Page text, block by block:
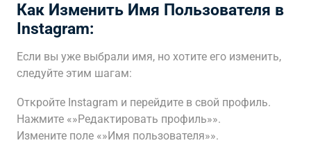
Как Изменить Имя Пользователя в
Instagram:
Если вы уже выбрали имя, но хотите его изменить,
следуйте этим шагам:
Откройте Instagram и перейдите в свой профиль.
Нажмите «»Редактировать профиль»».
Измените поле «»Имя пользователя»».